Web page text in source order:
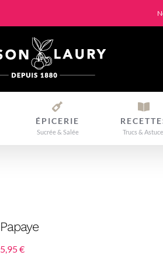
ÉPICERIE
Sucrée & Salée Trucs &
Papaye
5,95€